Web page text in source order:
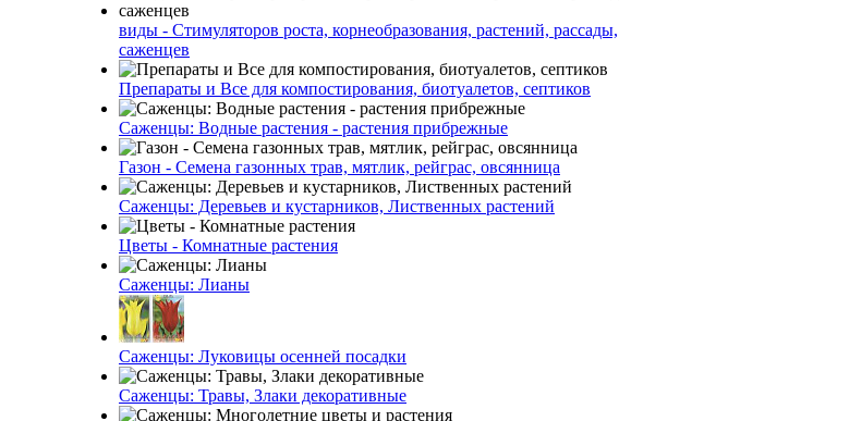
виды - Стимуляторов роста, корнеобразования, растений, рассады,
саженцев
Препараты и Все для компостирования, биотуалетов, септиков
Саженцы: Водные растения - растения прибрежные
Газон - Семена газонных трав, мятлик, рейграс, овсянница
Саженцы: Деревьев и кустарников, Лиственных растений
Цветы - Комнатные растения
Саженцы: Лианы
Саженцы: Луковицы осенней посадки
Саженцы: Травы, Злаки декоративные